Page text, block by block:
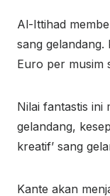
Al-Ittihad
sang gelandang.
Euro per musim
Nilai fantastis ini
gelandang,
kreatif’ sang
Kante akan